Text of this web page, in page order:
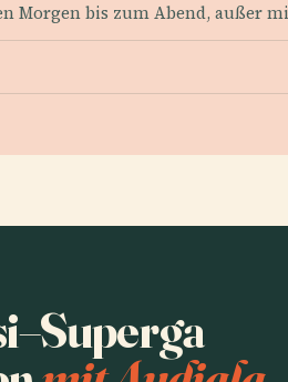
Morgen bis zum Abend, außer